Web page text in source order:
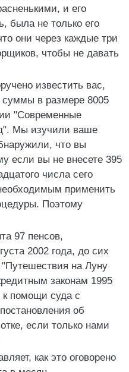
и его
была не только его
они через каждые три
чтобы не давать
известить вас,
суммы в размере 8005
"Современные
Мы изучили ваше
что вы
если вы не внесете 395
числа сего
применить
Поэтому
97 пенсов,
2002 года, до сих
на Луну
законам 1995
помощи суда с
об
если только нами
как это оговорено